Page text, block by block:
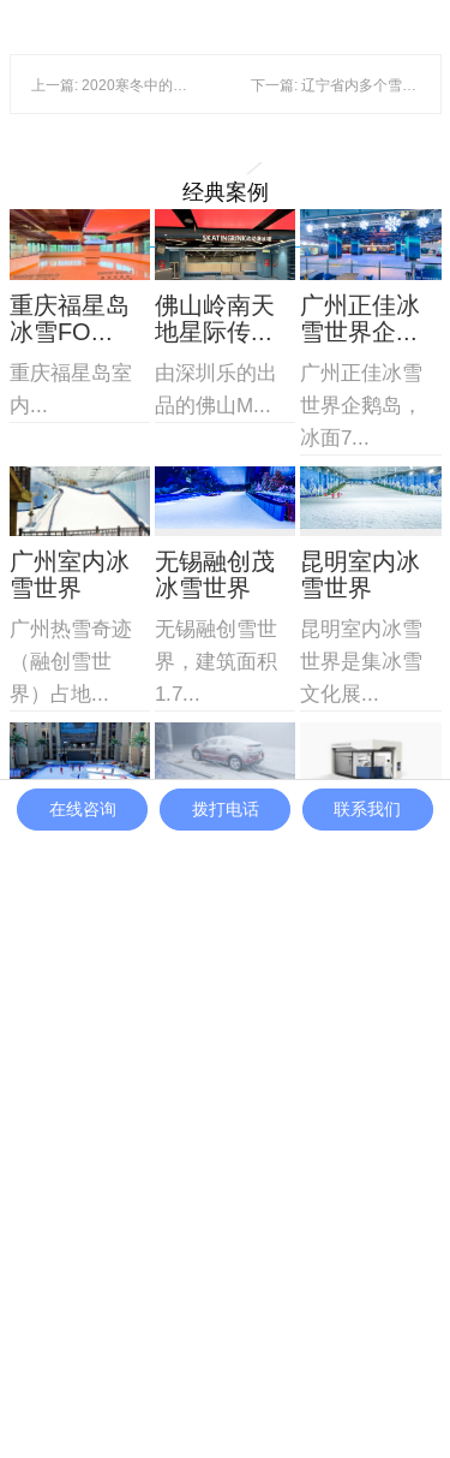
上一篇: 2020寒冬中的热度：高品质的东北冰雪游受追捧 下一篇: 辽宁省内多个雪场开门迎客
经典案例
重庆福星岛
冰雪FO...
重庆福星岛室
内...
佛山岭南天
地星际传...
由深圳乐的出
品的佛山M...
广州正佳冰
雪世界企...
广州正佳冰雪
世界企鹅岛，
冰面7...
广州室内冰
雪世界
广州热雪奇迹
（融创雪世
界）占地...
无锡融创茂
冰雪世界
无锡融创雪世
界，建筑面积
1.7...
昆明室内冰
雪世界
昆明室内冰雪
世界是集冰雪
文化展...
移动式真冰
冰雪实验室
冰雪摩擦实
在线咨询 拨打电话 联系我们